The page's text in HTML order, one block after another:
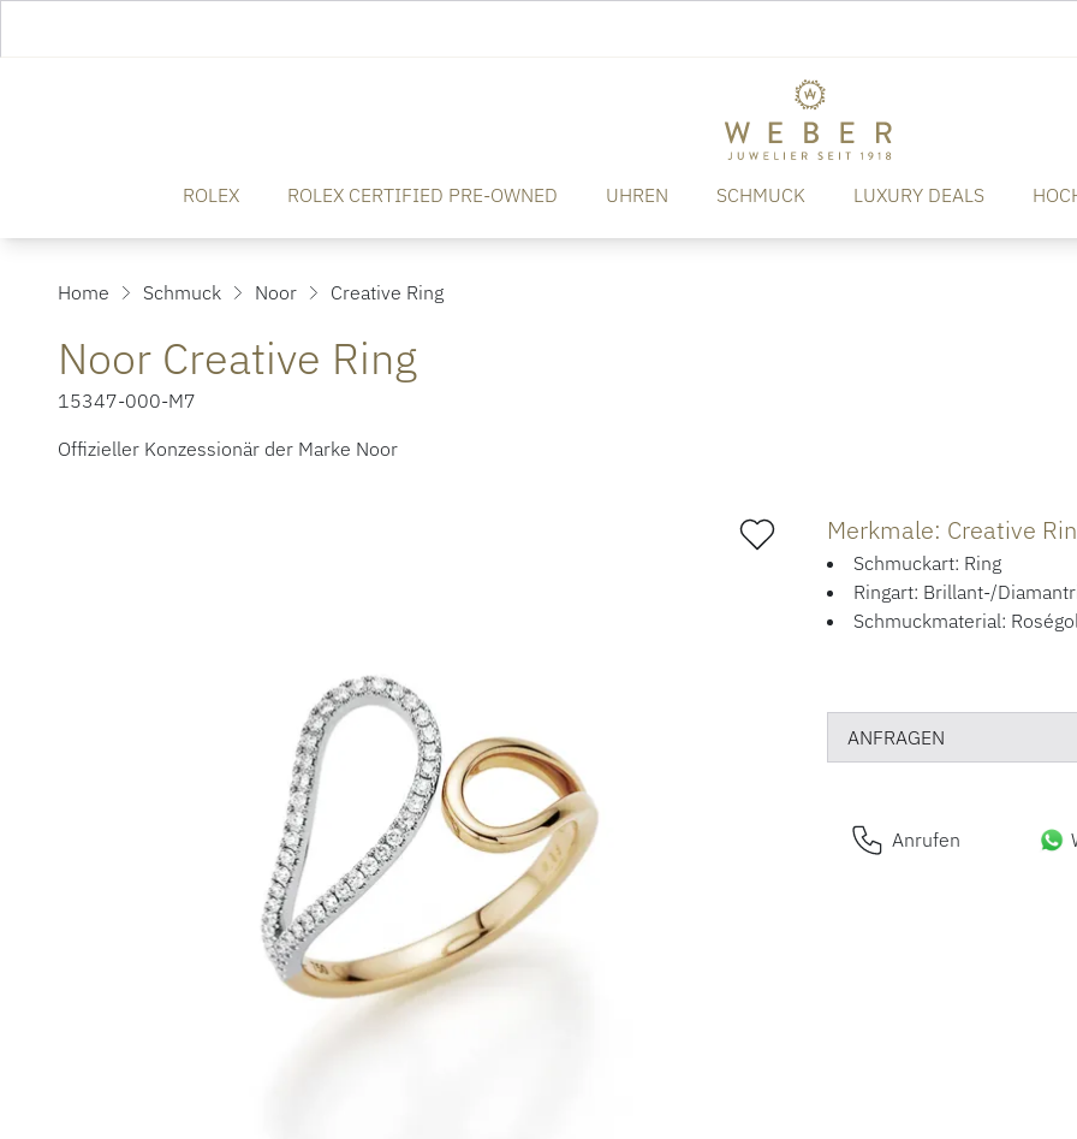
ROLEX ROLEX CERTIFIED PRE-OWNED UHREN SCHMUCK LUXURY DEALS
Home Schmuck Noor Creative Ring
Noor Creative Ring
15347-000-M7
Offizieller Konzessionär der Marke Noor
Merkmale: Creative
Schmuckart: Ring
Ringart: Brillant-/
Schmuckmaterial:
ANFRAGEN
Anrufen